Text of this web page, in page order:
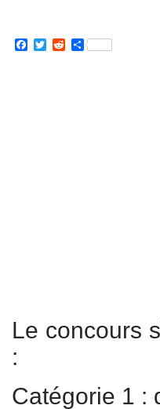
Facebook
TwitterRedditPartager
Le concours
:
Catégorie 1 :